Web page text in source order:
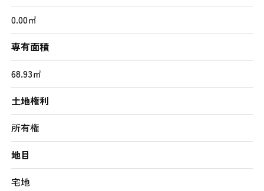
0.00㎡
専有面積
68.93㎡
土地権利
所有権
地目
宅地